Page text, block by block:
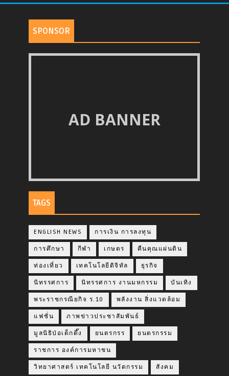
SPONSOR
AD BANNER
TAGS
ENGLISH NEWS การเงิน การลงทุน
การศึกษา กีฬา เกษตร คืนคุณแผ่นดิน
ท่องเที่ยว เทคโนโลยีดิจิทัล ธุรกิจ
นิทรรศการ นิทรรศการ งานมหกรรม บันเทิง
พระราชกรณียกิจ ร.10 พลังงาน สิ่งแวดล้อม
แฟชั่น ภาพข่าวประชาสัมพันธ์
มูลนิธิป่อเต็กตึ๊ง ยนตรกรร ยนตรกรรม
ราชการ องค์การมหาชน
วิทยาศาสตร์ เทคโนโลยี นวัตกรรม สังคม